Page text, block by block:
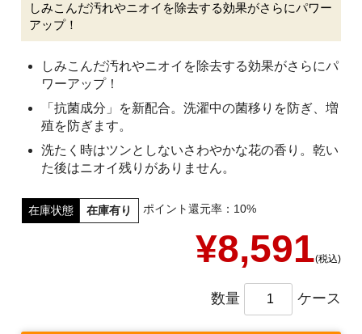
お問い合わせ
しみこんだ汚れやニオイを除去する効果がさらにパワー
アップ！
しみこんだ汚れやニオイを除去する効果がさらにパ
ワーアップ！
「抗菌成分」を新配合。洗濯中の菌移りを防ぎ、増
殖を防ぎます。
洗たく時はツンとしないさわやかな花の香り。乾い
た後はニオイ残りがありません。
在庫状態 在庫有り ポイント還元率：10%
¥8,591(税込)
数量 ケース